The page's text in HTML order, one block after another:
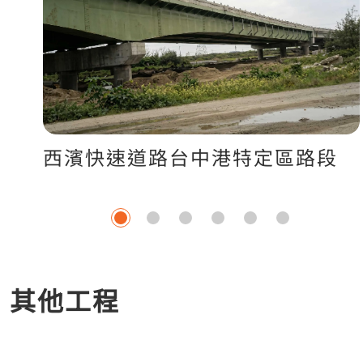
西濱快速道路台中港特定區路段
其他工程